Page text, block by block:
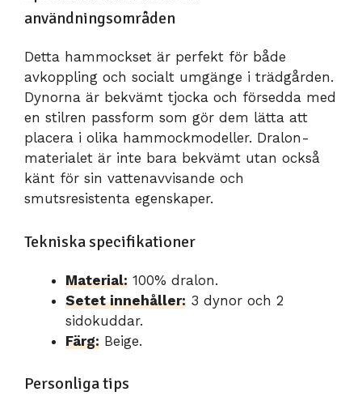
användningsområden
Detta hammockset är perfekt för både
avkoppling och socialt umgänge i trädgården.
Dynorna är bekvämt tjocka och försedda med
en stilren passform som gör dem lätta att
placera i olika hammockmodeller. Dralon-
materialet är inte bara bekvämt utan också
känt för sin vattenavvisande och
smutsresistenta egenskaper.
Tekniska specifikationer
Material: 100% dralon.
Setet innehåller: 3 dynor och 2
sidokuddar.
Färg: Beige.
Personliga tips